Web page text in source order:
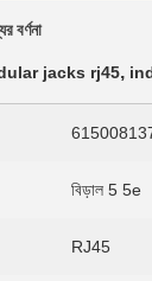
বর্ণনা
jacks rj45,
বিড়াল 5 5e
RJ45